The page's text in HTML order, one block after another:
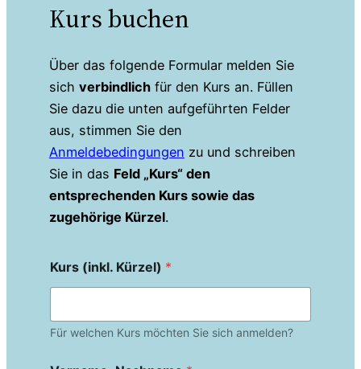
Kurs buchen
Über das folgende Formular melden Sie
sich verbindlichfür den Kurs an. Füllen
Sie dazu die unten aufgeführten Felder
aus, stimmen Sie den
Anmeldebedingungen zu und schreiben
Sie in das Feld „Kurs“ den
entsprechenden Kurs sowie das
zugehörige Kürzel.
Kurs (inkl. Kürzel) *
Für welchen Kurs möchten Sie sich anmelden?